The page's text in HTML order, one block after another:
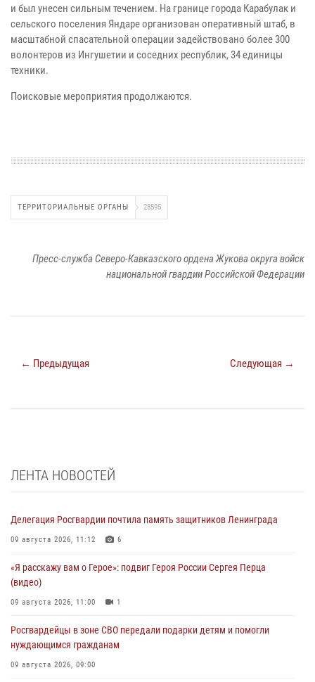
и был унесен сильным течением. На границе города Карабулак и
сельского поселения Яндаре организован оперативный штаб, в
масштабной спасательной операции задействовано более 300
волонтеров из Ингушетии и соседних республик, 34 единицы
техники.
Поисковые мероприятия продолжаются.
ТЕРРИТОРИАЛЬНЫЕ ОРГАНЫ 28595
Пресс-служба Северо-Кавказского ордена Жукова округа войск
национальной гвардии Российской Федерации
← Предыдущая Следующая →
ЛЕНТА НОВОСТЕЙ
Делегация Росгвардии почтила память защитников Ленинграда
09 августа 2026, 11:12 6
«Я расскажу вам о Герое»: подвиг Героя России Сергея Перца
(видео)
09 августа 2026, 11:00 1
Росгвардейцы в зоне СВО передали подарки детям и помогли
нуждающимся гражданам
09 августа 2026, 09:00